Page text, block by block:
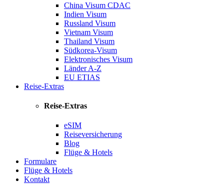
China Visum CDAC
Indien Visum
Russland Visum
Vietnam Visum
Thailand Visum
Südkorea-Visum
Elektronisches Visum
Länder A-Z
EU ETIAS
Reise-Extras
Reise-Extras
eSIM
Reiseversicherung
Blog
Flüge & Hotels
Formulare
Flüge & Hotels
Kontakt